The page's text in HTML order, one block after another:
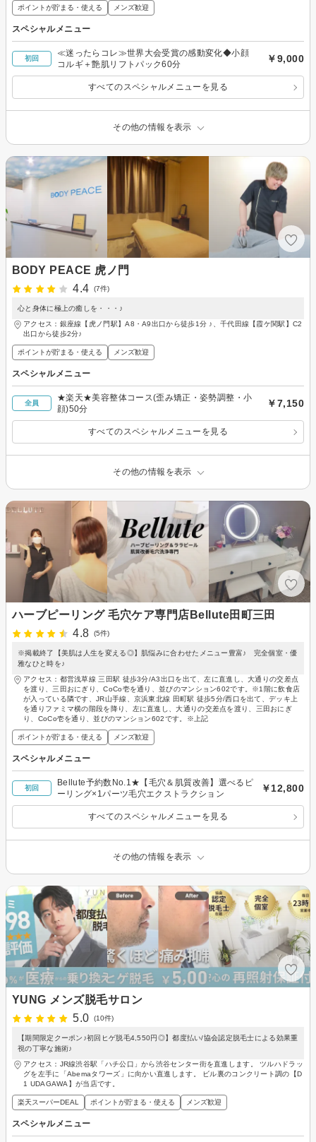
ポイントが貯まる・使える メンズ歓迎
スペシャルメニュー
初回
≪迷ったらコレ≫世界大会受賞の感動変化◆小顔
コルギ＋艶肌リフトパック60分
￥9,000
すべてのスペシャルメニューを見る
その他の情報を表示
BODY PEACE 虎ノ門
4.4
(7件)
心と身体に極上の癒しを・・・♪
アクセス：銀座線【虎ノ門駅】A8・A9出口から徒歩1分 ♪、千代田線【霞ケ関駅】C2
出口から徒歩2分♪
ポイントが貯まる・使える メンズ歓迎
スペシャルメニュー
全員
★楽天★美容整体コース(歪み矯正・姿勢調整・小
顔)50分
￥7,150
すべてのスペシャルメニューを見る
その他の情報を表示
ハーブピーリング 毛穴ケア専門店Bellute田町三田
4.8
(5件)
※掲載終了【美肌は人生を変える◎】肌悩みに合わせたメニュー豊富♪ 完全個室・優
雅なひと時を♪
アクセス：都営浅草線 三田駅 徒歩3分/A3出口を出て、左に直進し、大通りの交差点
を渡り、三田おにぎり、CoCo壱を通り、並びのマンション602です。※1階に飲食店
が入っている隣です、JR山手線、京浜東北線 田町駅 徒歩5分/西口を出て、デッキ上
を通りファミマ横の階段を降り、左に直進し、大通りの交差点を渡り、三田おにぎ
り、CoCo壱を通り、並びのマンション602です。※上記
ポイントが貯まる・使える メンズ歓迎
スペシャルメニュー
初回
Bellute予約数No.1★【毛穴＆肌質改善】選べるピ
ーリング×1パーツ毛穴エクストラクション
￥12,800
すべてのスペシャルメニューを見る
その他の情報を表示
YUNG メンズ脱毛サロン
5.0
(10件)
【期間限定クーポン♪初回ヒゲ脱毛4,550円◎】都度払い/協会認定脱毛士による効果重
視の丁寧な施術♪
アクセス：JR線渋谷駅「ハチ公口」から渋谷センター街を直進します。 ツルハドラッ
グを左手に「Abemaタワーズ」に向かい直進します。 ビル裏のコンクリート調の【D
1 UDAGAWA】が当店です。
楽天スーパーDEAL ポイントが貯まる・使える メンズ歓迎
スペシャルメニュー